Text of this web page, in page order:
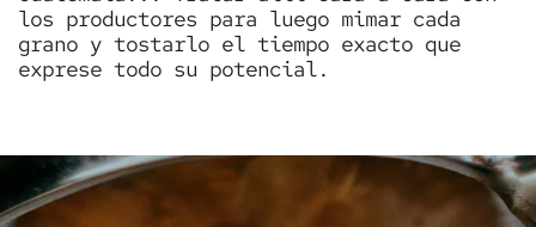
los productores para luego mimar cada
grano y tostarlo el tiempo exacto que
exprese todo su potencial.